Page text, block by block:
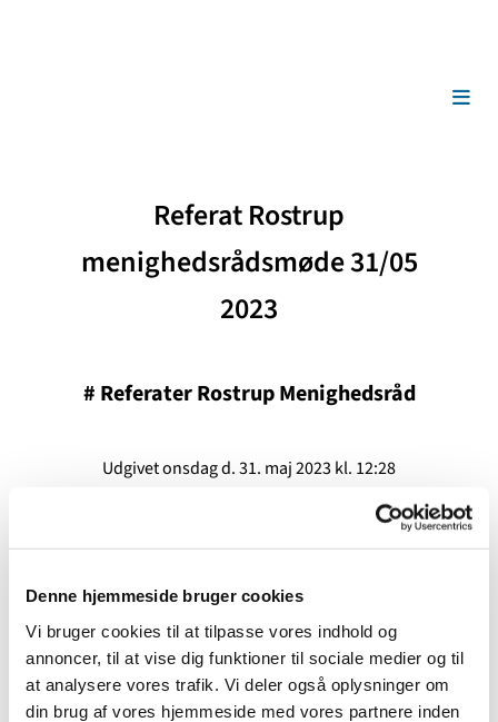
Denne hjemmeside bruger cookies
Vi bruger cookies til at tilpasse vores indhold og
annoncer, til at vise dig funktioner til sociale medier og til
at analysere vores trafik. Vi deler også oplysninger om
din brug af vores hjemmeside med vores partnere inden
Referat Rostrup
menighedsrådsmøde 31/05
2023
# Referater Rostrup Menighedsråd
Udgivet onsdag d. 31. maj 2023 kl. 12:28